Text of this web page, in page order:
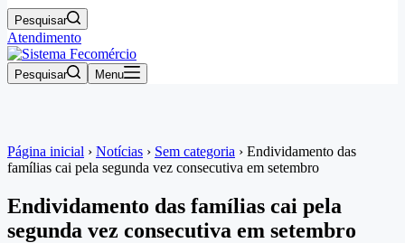
Pesquisar
Atendimento
Pesquisar Menu
Página inicial › Notícias › Sem categoria › Endividamento das
famílias cai pela segunda vez consecutiva em setembro
Endividamento das famílias cai pela
segunda vez consecutiva em setembro